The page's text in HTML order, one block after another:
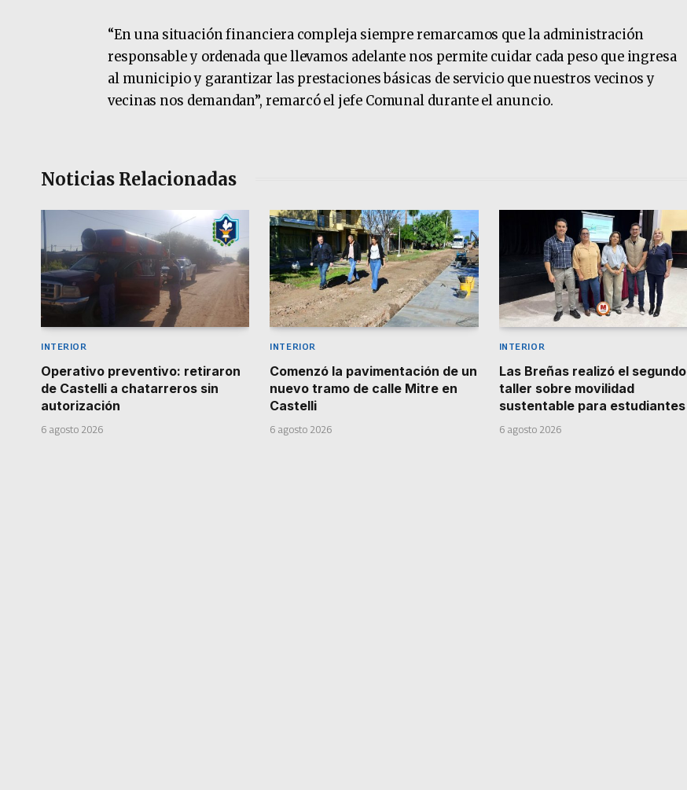
“En una situación financiera compleja siempre remarcamos que la administración
responsable y ordenada que llevamos adelante nos permite cuidar cada peso que ingresa
al municipio y garantizar las prestaciones básicas de servicio que nuestros vecinos y
vecinas nos demandan”, remarcó el jefe Comunal durante el anuncio.
Noticias Relacionadas
INTERIOR
Operativo preventivo: retiraron
de Castelli a chatarreros sin
autorización
6 agosto 2026
INTERIOR
Comenzó la pavimentación de un
nuevo tramo de calle Mitre en
Castelli
6 agosto 2026
INTERIOR
Las Breñas realizó el segundo
taller sobre movilidad
sustentable para estudiantes
6 agosto 2026